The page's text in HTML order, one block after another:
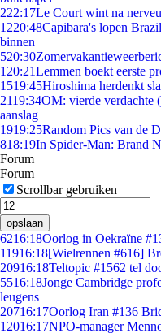
222:17Le Court wint na
1220:48Capibara's lopen
binnen
520:30
1 20:21Lemmen boekt eerste
1519:45Hiroshima herdenkt
2119:34OM: vierde verdachte
aanslag
1919:25Random Pics van de
818:19In Spider-Man: Brand
Forum
Forum
Scrollbar gebruiken
opslaan
6216:18Oorlog in Oekraïne
11916:18[Wielrennen #616]
20916:18Teltopic #1562 tel
5516:18Jonge Cambridge
leugens
20716:17Oorlog Iran #136
12016:17NPO-manager